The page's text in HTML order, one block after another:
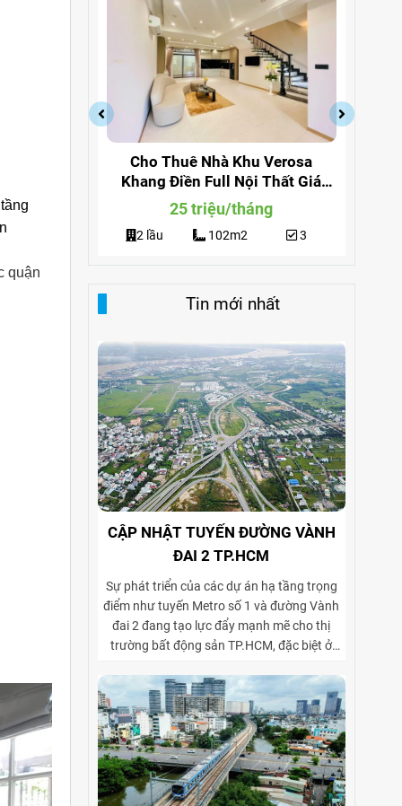
quận
Cho Thuê Nhà Khu Verosa
Khang Điền Full Nội Thất Giá
Siêu Rẻ
25 triệu/tháng
2 lầu 102m2 3
Tin mới nhất
CẬP NHẬT TUYẾN ĐƯỜNG VÀNH
ĐAI 2 TP.HCM
Sự phát triển của các dự án hạ tầng trọng
điểm như tuyến Metro số 1 và đường Vành
đai 2 đang tạo lực đẩy mạnh mẽ cho thị
trường bất động sản TP.HCM, đặc biệt ở
phòng. Vành đai 2 hoàn thiện mạng lưới
giao thông liên vùng, rút ngắn thời gian di
chuyển từ ngoại thành vào trung tâm, mở
rộng không gian phát triển cho các khu đô
thị mới, khu biệt thự cao cấp và cụm văn
phòng ở những vị trí chiến lược. Sự kết hợp
giữa tiện ích di chuyển và hạ tầng đồng bộ